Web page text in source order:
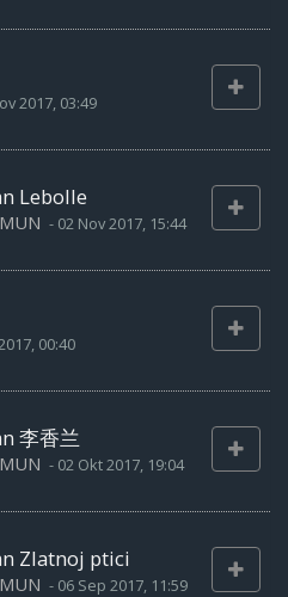
2017, 03:49
Lebolle
- 02 Nov 2017, 15:44
00:40
李香兰
- 02 Okt 2017, 19:04
Zlatnoj ptici
- 06 Sep 2017, 11:59